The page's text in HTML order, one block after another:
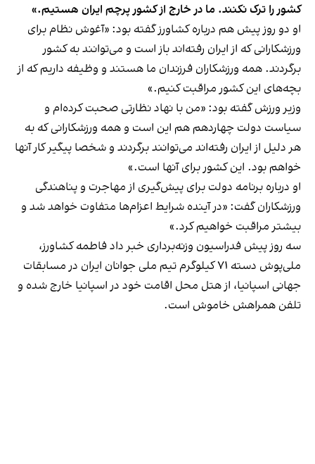
کشور را ترک نکنند. ما در خارج از کشور پرچم ایران هستیم.»
او دو روز پیش هم درباره کشاورز گفته بود: «آغوش نظام برای
ورزشکارانی که از ایران رفته‌اند باز است و می‌توانند به کشور
برگردند. همه ورزشکاران فرزندان ما هستند و وظیفه داریم که از
بچه‌های این کشور مراقبت کنیم.»
وزیر ورزش گفته بود: «من با نهاد نظارتی صحبت کرده‌ام و
سیاست دولت چهاردهم هم این است و همه ورزشکارانی که به
هر دلیل از ایران رفته‌اند می‌توانند برگردند و شخصا پیگیر کار آنها
خواهم بود. این کشور برای آنها است.»
او درباره برنامه دولت برای پیش‌گیری از مهاجرت و پناهندگی
ورزشکاران گفت: «‌در آینده شرایط اعزام‌ها متفاوت خواهد شد و
بیشتر مراقبت خواهیم کرد.»
سه روز پیش فدراسیون وزنه‌برداری خبر داد فاطمه کشاورز،
ملی‌پوش دسته ۷۱ کیلوگرم تیم ملی جوانان ایران در مسابقات
جهانی اسپانیا، از هتل محل اقامت خود در اسپانیا خارج شده و
تلفن همراهش خاموش است.